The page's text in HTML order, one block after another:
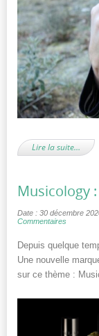
Lire la suite…
Musicology
Date : 30 décembre
Commentaires
Depuis quelque
Une nouvelle
sur ce thème :